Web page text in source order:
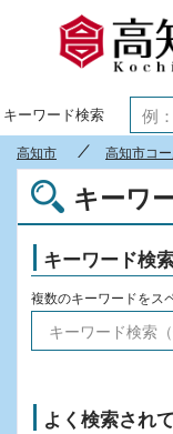
キーワード検索
高知市 高知市コ
キーワ
キーワード検
複数のキーワードをス
よく検索され